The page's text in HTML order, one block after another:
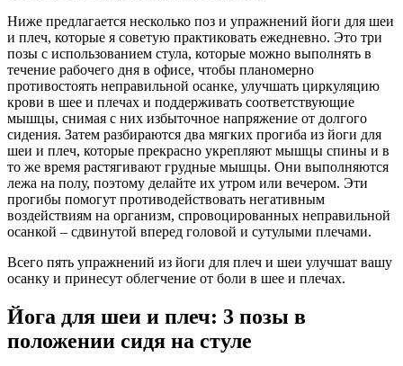
Ниже предлагается несколько поз и упражнений йоги для шеи
и плеч, которые я советую практиковать ежедневно. Это три
позы с использованием стула, которые можно выполнять в
течение рабочего дня в офисе, чтобы планомерно
противостоять неправильной осанке, улучшать циркуляцию
крови в шее и плечах и поддерживать соответствующие
мышцы, снимая с них избыточное напряжение от долгого
сидения. Затем разбираются два мягких прогиба из йоги для
шеи и плеч, которые прекрасно укрепляют мышцы спины и в
то же время растягивают грудные мышцы. Они выполняются
лежа на полу, поэтому делайте их утром или вечером. Эти
прогибы помогут противодействовать негативным
воздействиям на организм, спровоцированных неправильной
осанкой – сдвинутой вперед головой и сутулыми плечами.
Всего пять упражнений из йоги для плеч и шеи улучшат вашу
осанку и принесут облегчение от боли в шее и плечах.
Йога для шеи и плеч: 3 позы в
положении сидя на стуле